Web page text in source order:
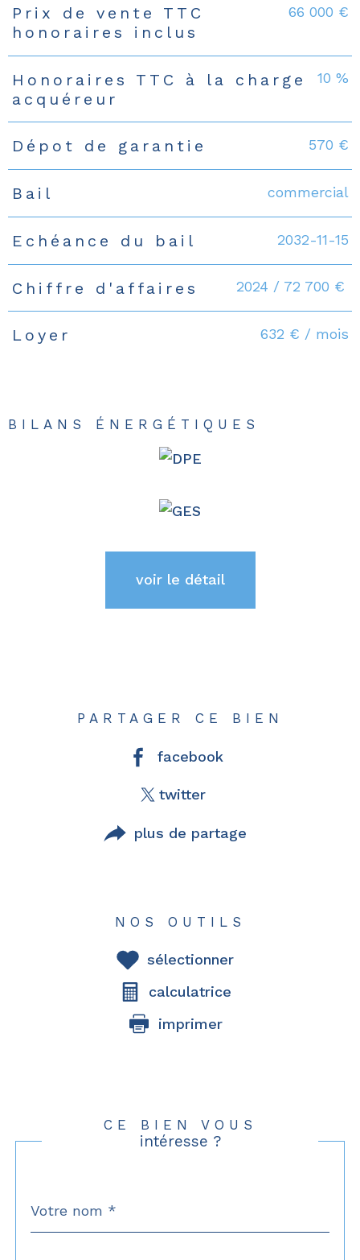
Caractéristiques Valeurs
Prix de vente TTC
honoraires inclus
66 000 €
Honoraires TTC à la charge
acquéreur
10 %
Dépot de garantie 570 €
Bail commercial
Echéance du bail 2032-11-15
Chiffre d'affaires 2024 / 72 700 €
Loyer 632 € / mois
BILANS ÉNERGÉTIQUES
voir le détail
PARTAGER CE BIEN
facebook
twitter
plus de partage
NOS OUTILS
sélectionner
calculatrice
imprimer
CE BIEN VOUS
intéresse ?
par
*